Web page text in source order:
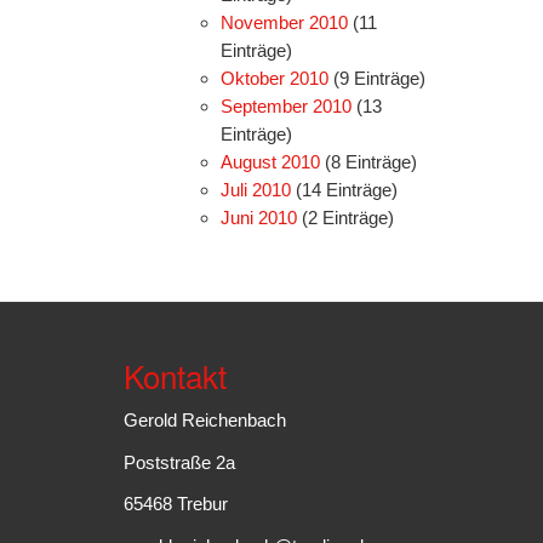
November 2010 (11
Einträge)
Oktober 2010 (9 Einträge)
September 2010 (13
Einträge)
August 2010 (8 Einträge)
Juli 2010 (14 Einträge)
Juni 2010 (2 Einträge)
Kontakt
Gerold Reichenbach
Poststraße 2a
65468 Trebur